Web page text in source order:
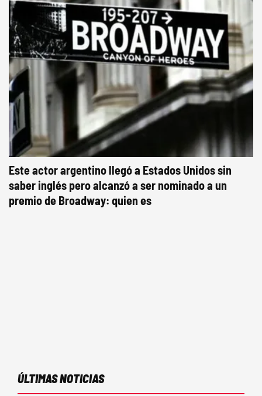
Este actor argentino llegó a Estados Unidos sin
saber inglés pero alcanzó a ser nominado a un
premio de Broadway: quien es
ÚLTIMAS NOTICIAS